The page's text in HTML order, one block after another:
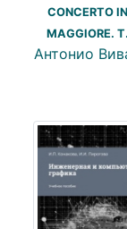
CONCERTO
MAGGIORE.
Антонио